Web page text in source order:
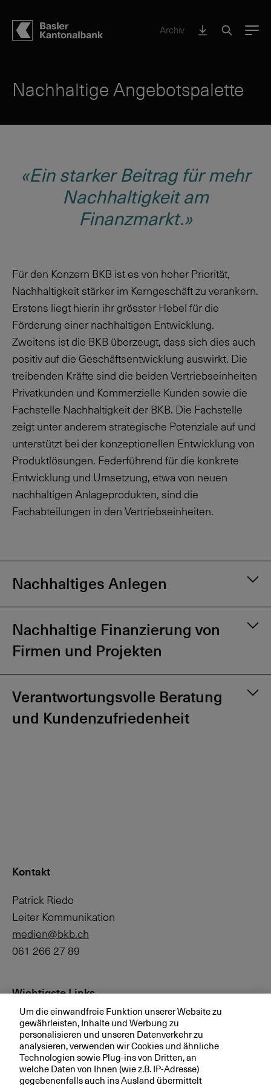
Archiv Menu
Nachhaltige Angebotspalette
«Ein starker Beitrag für mehr
Nachhaltigkeit am
Finanzmarkt.»
Für den Konzern BKB ist es von hoher Priorität,
Nachhaltigkeit stärker im Kerngeschäft zu verankern.
Erstens liegt hierin ihr grösster Hebel für die
Förderung einer nachhaltigen Entwicklung.
Zweitens ist die BKB überzeugt, dass sich dies auch
positiv auf die Geschäftsentwicklung auswirkt. Die
treibenden Kräfte sind die beiden Vertriebseinheiten
Privatkunden und Kommerzielle Kunden sowie die
Fachstelle Nachhaltigkeit der BKB. Die Fachstelle
zeigt unter anderem strategische Potenziale auf und
unterstützt bei der konzeptionellen Entwicklung von
Produktlösungen. Federführend für die konkrete
Entwicklung und Umsetzung, etwa von neuen
nachhaltigen Anlageprodukten, sind die
Fachabteilungen in den Vertriebseinheiten.
Nachhaltiges Anlegen
Nachhaltige Finanzierung von
Firmen und Projekten
Verantwortungsvolle Beratung
und Kundenzufriedenheit
Kontakt
Patrick Riedo
Leiter Kommunikation
medien@bkb.ch
061 266 27 89
Wichtigste Links
Investor Relations
Medien
bkb.ch
Um die einwandfreie Funktion unserer Website zu
gewährleisten, Inhalte und Werbung zu
personalisieren und unseren Datenverkehr zu
analysieren, verwenden wir Cookies und ähnliche
Technologien sowie Plug-ins von Dritten, an
welche Daten von Ihnen (wie z.B. IP-Adresse)
gegebenenfalls auch ins Ausland übermittelt